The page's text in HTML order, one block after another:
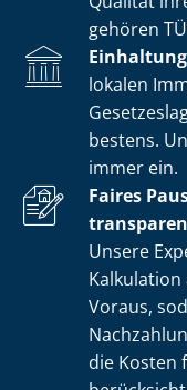
gehören
lokalen
bestens.
immer ein.
Faires
Unsere
Voraus,
die Kosten